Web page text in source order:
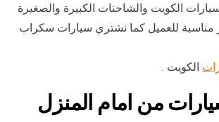
الكويت والشاحنات الكبيرة والصغيرة
للعميل كما نشتري سيارات سكراب
الكويت .
من امام المنزل